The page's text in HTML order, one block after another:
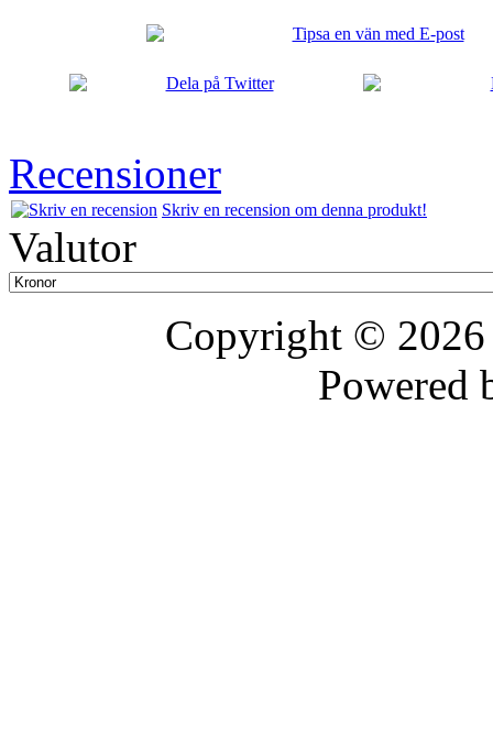
Recensioner
Skriv en recension om denna produkt!
Valutor
Copyright ©
Powered